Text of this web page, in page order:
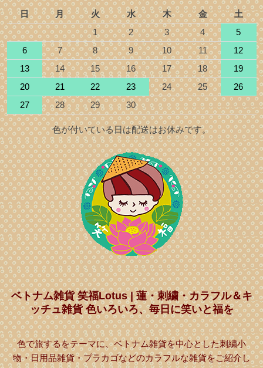
日 月 火 水 木 金
土
1
2 3 4
5
6
7 8 9 10 11
12
13
14 15 16 17 18
19
20
21 22 23 24 25
26
27
28 29 30
色が付いている日は配送はお休みです。
ベトナム雑貨 笑福Lotus | 蓮・刺繍・カラフル＆キ
ッチュ雑貨 色いろいろ、毎日に笑いと福を
色で旅するをテーマに、ベトナム雑貨を中心とした刺繍小
物・日用品雑貨・プラカゴなどのカラフルな雑貨をご紹介し